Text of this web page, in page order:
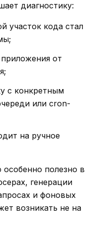
диагностику:
участок кода стал
от
с конкретным
или cron-
на ручное
полезно в
генерации
и фоновых
возникать не на